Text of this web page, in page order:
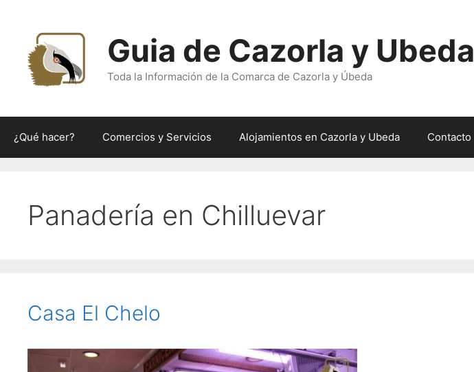
contenido
Guia de Cazorla y Ubeda
Toda la Información de la Comarca de Cazorla y Úbeda
¿Qué hacer? Comercios y Servicios Alojamientos en Cazorla y Ubeda Contacto
Panadería en Chilluevar
Casa El Chelo